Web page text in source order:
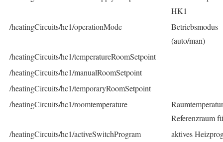
HK1
/heatingCircuits/hc1/operationMode
Betriebsmodus
(auto/man)
/heatingCircuits/hc1/temperatureRoomSetpoint
/heatingCircuits/hc1/manualRoomSetpoint
/heatingCircuits/hc1/temporaryRoomSetpoint
/heatingCircuits/hc1/roomtemperature
Referenzraum
/heatingCircuits/hc1/activeSwitchProgram
aktives